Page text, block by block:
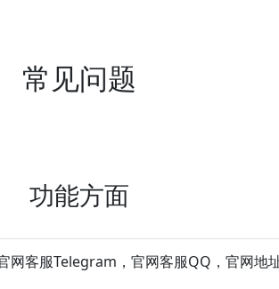
常见问题
功能方面
网客服Telegram，官网客服QQ，官网地